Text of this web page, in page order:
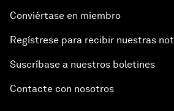
Conviértase en miembro
Regístrese para recibir nuestras
Suscríbase a nuestros boletines
Contacte con nosotros